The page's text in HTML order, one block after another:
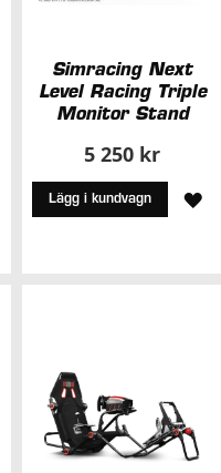
Simracing Next
Level Racing Triple
Monitor Stand
5 250 kr
Lägg i kundvagn